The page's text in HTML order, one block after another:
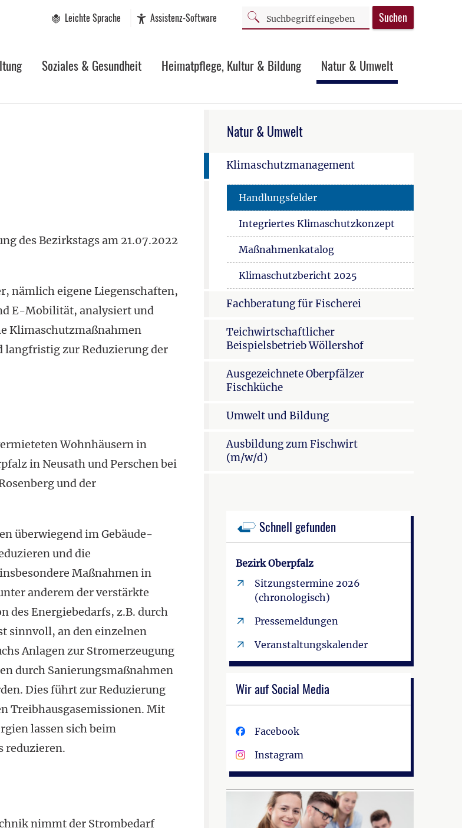
Leichte Sprache Assistenz-Software Suchen
Soziales & Gesundheit Heimatpflege, Kultur & Bildung Natur & Umwelt
des Bezirkstags am 21.07.2022
nämlich eigene Liegen­schaften,
E-Mobilität, analysiert und
Klimaschutzmaßnahmen
zur Reduzierung der
Wohnhäusern in
in Neusath und Perschen bei
und der
überwiegend im Gebäude­
und die
Maßnahmen in
anderem der verstärkte
des Energiebedarfs, z.B. durch
sinnvoll, an den einzelnen
Anlagen zur Stromerzeugung
durch Sanierungs­maßnahmen
Dies führt zur Reduzierung
Treibhausgas­emissionen. Mit
lassen sich beim
reduzieren.
nimmt der Strombedarf
Natur & Umwelt
Klimaschutzmanagement
Handlungsfelder
Integriertes Klimaschutzkonzept
Maßnahmenkatalog
Klimaschutzbericht 2025
Fachberatung für Fischerei
Teichwirtschaftlicher
Beispielsbetrieb Wöllershof
Ausgezeichnete Oberpfälzer
Fischküche
Umwelt und Bildung
Ausbildung zum Fischwirt
(m/w/d)
Schnell gefunden
Bezirk Oberpfalz
Sitzungstermine 2026
(chronologisch)
Pressemeldungen
Veranstaltungskalender
Wir auf Social Media
Facebook
Instagram